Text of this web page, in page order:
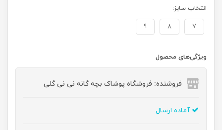
انتخاب سایز:
7
8
9
ویژگی‌های محصول
فروشنده: فروشگاه پوشاک بچه گانه نی نی گلی
آماده ارسال